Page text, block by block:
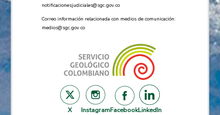
notificacionesjudiciales@sgc.gov.co
Correo información relacionada con medios de comunicación:
medios@sgc.gov.co
X InstagramFacebookLinkedIn